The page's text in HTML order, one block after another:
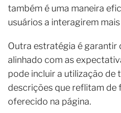
também é uma maneira
usuários a interagirem
Outra estratégia é garantir
alinhado com as
pode incluir a utilização de
descrições que reflitam de
oferecido na página.